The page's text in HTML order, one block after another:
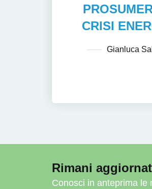
CRISI
Gianluca
Rimani
Conosci in anteprima le